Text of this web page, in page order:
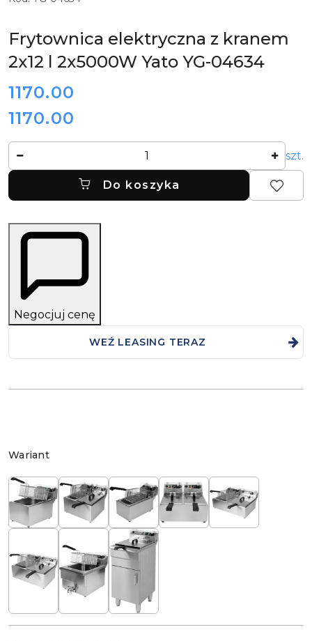
YATO
Frytownica elektryczna z kranem
2x12 l 2x5000W Yato YG-04634
cena:
1170.00
Cena:
1170.00
szt.
Do koszyka
Negocjuj cenę
WEŹ LEASING TERAZ
Wariant
Wariant